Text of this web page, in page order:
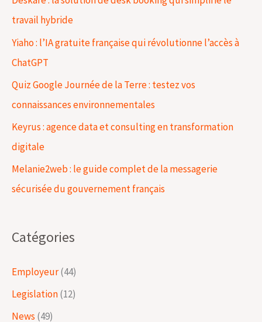
h
e
r
:
travail hybride
Yiaho : l’IA gratuite française qui révolutionne l’accès à
ChatGPT
Quiz Google Journée de la Terre : testez vos
connaissances environnementales
Keyrus : agence data et consulting en transformation
digitale
Melanie2web : le guide complet de la messagerie
sécurisée du gouvernement français
Catégories
Employeur(44)
Legislation(12)
News (49)